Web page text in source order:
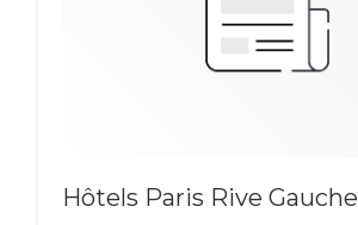
Hôtels Paris Rive Gauche